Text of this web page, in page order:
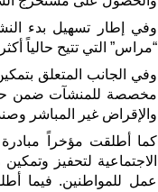
وفي إطار تسهيل بدء
“مراس” التي تتيح حالياً أكثر من 112 خدمة إلكترونية تقدمها 21
مخصصة للمنشآت ضمن حزم
والإقراض غير المباشر
كما أطلقت مؤخراً
الاجتماعية لتحفيز
عمل للمواطنين. فيما